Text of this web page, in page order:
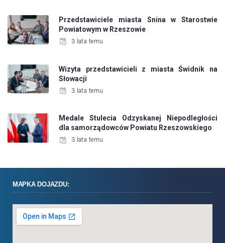
Przedstawiciele miasta Snina w Starostwie
Powiatowym w Rzeszowie
3 lata temu
Wizyta przedstawicieli z miasta Świdnik na
Słowacji
3 lata temu
Medale Stulecia Odzyskanej Niepodległości
dla samorządowców Powiatu Rzeszowskiego
3 lata temu
MAPKA DOJAZDU: